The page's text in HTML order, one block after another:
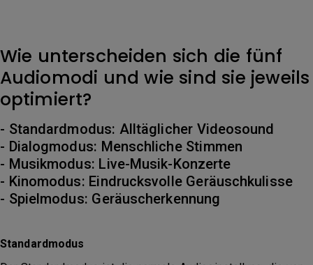
Wie unterscheiden sich die fünf
Audiomodi und wie sind sie jeweils
optimiert?
- Standardmodus: Alltäglicher Videosound
- Dialogmodus: Menschliche Stimmen
- Musikmodus: Live-Musik-Konzerte
- Kinomodus: Eindrucksvolle Geräuschkulisse
- Spielmodus: Geräuscherkennung
Standardmodus